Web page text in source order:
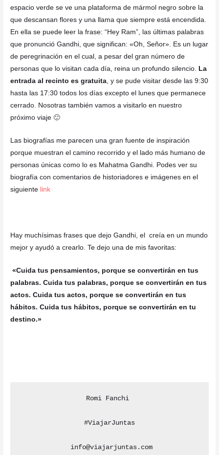
espacio verde se ve una plataforma de mármol negro sobre la
que descansan flores y una llama que siempre está encendida.
En ella se puede leer la frase: “Hey Ram”, las últimas palabras
que pronunció Gandhi, que significan: «Oh, Señor». Es un lugar
de peregrinación en el cual, a pesar del gran número de
personas que lo visitan cada día, reina un profundo silencio. La
entrada al recinto es gratuita, y se pude visitar desde las 9:30
hasta las 17:30 todos los días excepto el lunes que permanece
cerrado. Nosotras también vamos a visitarlo en nuestro
próximo viaje 🙂
Las biografías me parecen una gran fuente de inspiración
porque muestran el camino recorrido y el lado más humano de
personas únicas como lo es Mahatma Gandhi. Podes ver su
biografía con comentarios de historiadores e imágenes en el
siguiente link
Hay muchísimas frases que dejoGandhi, el creía en un mundo
mejor y ayudó a crearlo. Te dejo una de mis favoritas:
«Cuida tus pensamientos, porque se convertirán en tus
palabras. Cuida tus palabras, porque se convertirán en tus
actos. Cuida tus actos, porque se convertirán en tus
hábitos. Cuida tus hábitos, porque se convertirán en tu
destino.»
Romi Fanchi
#ViajarJuntas
info@viajarjuntas.com